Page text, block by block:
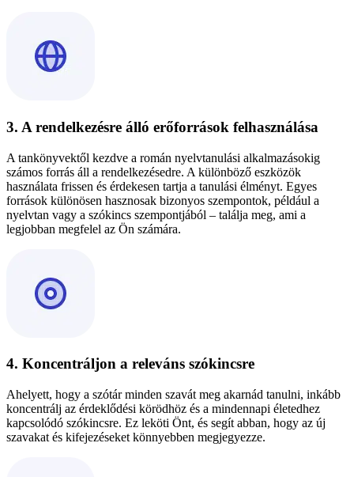
3. A rendelkezésre álló erőforrások felhasználása
A tankönyvektől kezdve a román nyelvtanulási alkalmazásokig
számos forrás áll a rendelkezésedre. A különböző eszközök
használata frissen és érdekesen tartja a tanulási élményt. Egyes
források különösen hasznosak bizonyos szempontok, például a
nyelvtan vagy a szókincs szempontjából – találja meg, ami a
legjobban megfelel az Ön számára.
4. Koncentráljon a releváns szókincsre
Ahelyett, hogy a szótár minden szavát meg akarnád tanulni, inkább
koncentrálj az érdeklődési körödhöz és a mindennapi életedhez
kapcsolódó szókincsre. Ez leköti Önt, és segít abban, hogy az új
szavakat és kifejezéseket könnyebben megjegyezze.